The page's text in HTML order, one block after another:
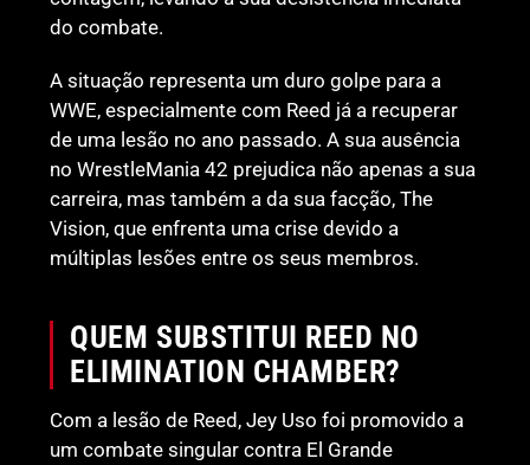
do combate.
A situação representa um duro golpe para a
WWE, especialmente com Reed já a recuperar
de uma lesão no ano passado. A sua ausência
no WrestleMania 42 prejudica não apenas a sua
carreira, mas também a da sua facção, The
Vision, que enfrenta uma crise devido a
múltiplas lesões entre os seus membros.
QUEM SUBSTITUI REED NO
ELIMINATION CHAMBER?
Com a lesão de Reed, Jey Uso foi promovido a
um combate singular contra El Grande